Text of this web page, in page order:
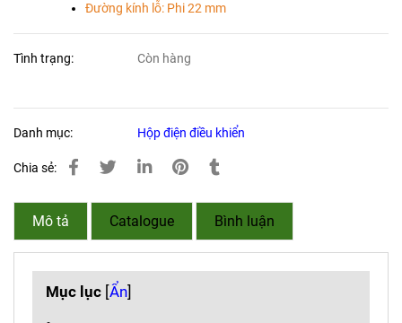
Đường kính lỗ: Phi 22 mm
Tình trạng: Còn hàng
Danh mục: Hộp điện điều khiển
Chia sẻ:
Mô tả Catalogue Bình luận
Mục lục [Ẩn]